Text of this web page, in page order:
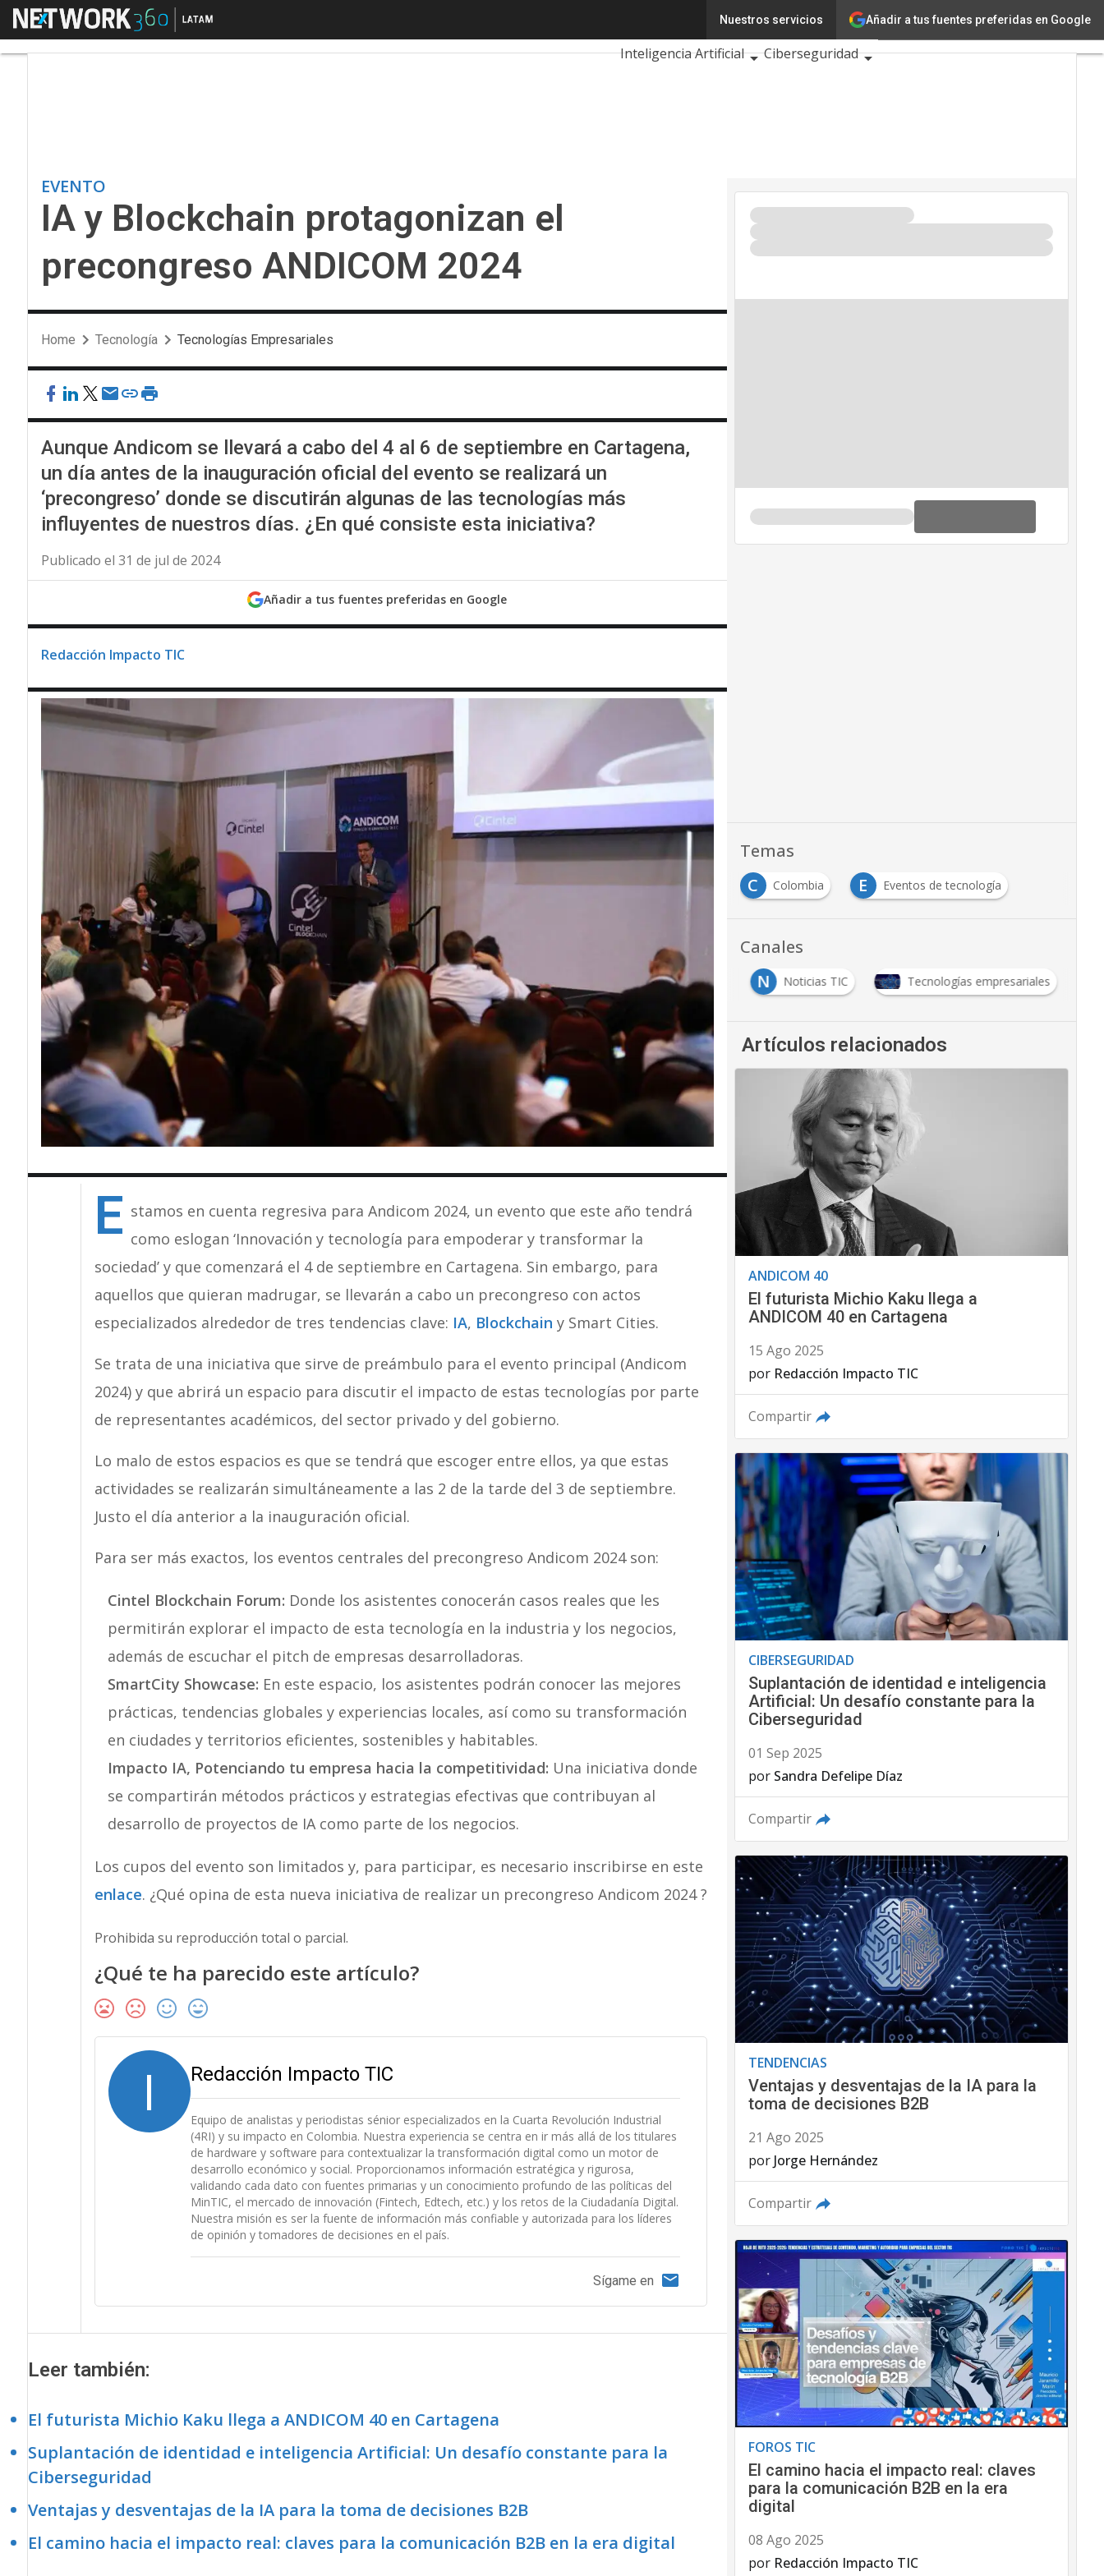
Añadir a tus fuentes preferidas en Google
Nuestros servicios
Menú Innovación
Ciencia
Inteligencia Artificial
Ciberseguridad
EVENTO
IA y Blockchain protagonizan el
precongreso ANDICOM 2024
Home Tecnología Tecnologías Empresariales
Aunque Andicom se llevará a cabo del 4 al 6 de septiembre en Cartagena,
un día antes de la inauguración oficial del evento se realizará un
‘precongreso’ donde se discutirán algunas de las tecnologías más
influyentes de nuestros días. ¿En qué consiste esta iniciativa?
Publicado el 31 de jul de 2024
Añadir a tus fuentes preferidas en Google
Redacción Impacto TIC
E stamos en cuenta regresiva para Andicom 2024, un evento que este año tendrá
como eslogan ‘Innovación y tecnología para empoderar y transformar la
sociedad’ y que comenzará el 4 de septiembre en Cartagena. Sin embargo, para
aquellos que quieran madrugar, se llevarán a cabo un precongreso con actos
especializados alrededor de tres tendencias clave: IA, Blockchain y Smart Cities.
Se trata de una iniciativa que sirve de preámbulo para el evento principal (Andicom
2024) y que abrirá un espacio para discutir el impacto de estas tecnologías por parte
de representantes académicos, del sector privado y del gobierno.
Lo malo de estos espacios es que se tendrá que escoger entre ellos, ya que estas
actividades se realizarán simultáneamente a las 2 de la tarde del 3 de septiembre.
Justo el día anterior a la inauguración oficial.
Para ser más exactos, los eventos centrales del precongreso Andicom 2024 son:
Cintel Blockchain Forum: Donde los asistentes conocerán casos reales que les
permitirán explorar el impacto de esta tecnología en la industria y los negocios,
además de escuchar el pitch de empresas desarrolladoras.
SmartCity Showcase: En este espacio, los asistentes podrán conocer las mejores
prácticas, tendencias globales y experiencias locales, así como su transformación
en ciudades y territorios eficientes, sostenibles y habitables.
Impacto IA, Potenciando tu empresa hacia la competitividad: Una iniciativa donde
se compartirán métodos prácticos y estrategias efectivas que contribuyan al
desarrollo de proyectos de IA como parte de los negocios.
Los cupos del evento son limitados y, para participar, es necesario inscribirse en este
enlace. ¿Qué opina de esta nueva iniciativa de realizar un precongreso Andicom 2024 ?
Prohibida su reproducción total o parcial.
¿Qué te ha parecido este artículo?
I Redacción Impacto TIC
Equipo de analistas y periodistas sénior especializados en la Cuarta Revolución Industrial
(4RI) y su impacto en Colombia. Nuestra experiencia se centra en ir más allá de los titulares
de hardware y software para contextualizar la transformación digital como un motor de
desarrollo económico y social. Proporcionamos información estratégica y rigurosa,
validando cada dato con fuentes primarias y un conocimiento profundo de las políticas del
MinTIC, el mercado de innovación (Fintech, Edtech, etc.) y los retos de la Ciudadanía Digital.
Nuestra misión es ser la fuente de información más confiable y autorizada para los líderes
de opinión y tomadores de decisiones en el país.
Sígame en
Leer también:
El futurista Michio Kaku llega a ANDICOM 40 en Cartagena
Suplantación de identidad e inteligencia Artificial: Un desafío constante para la
Ciberseguridad
Ventajas y desventajas de la IA para la toma de decisiones B2B
El camino hacia el impacto real: claves para la comunicación B2B en la era digital
Temas
C
Colombia E Eventos de tecnología
Canales
ANDICOM N Noticias TIC Tecnologías empresariales
Artículos relacionados
ANDICOM 40
El futurista Michio Kaku llega a
ANDICOM 40 en Cartagena
15 Ago 2025
por Redacción Impacto TIC
Compartir
CIBERSEGURIDAD
Suplantación de identidad e inteligencia
Artificial: Un desafío constante para la
Ciberseguridad
01 Sep 2025
por Sandra Defelipe Díaz
Compartir
TENDENCIAS
Ventajas y desventajas de la IA para la
toma de decisiones B2B
21 Ago 2025
por Jorge Hernández
Compartir
FOROS TIC
El camino hacia el impacto real: claves
para la comunicación B2B en la era
digital
08 Ago 2025
por Redacción Impacto TIC